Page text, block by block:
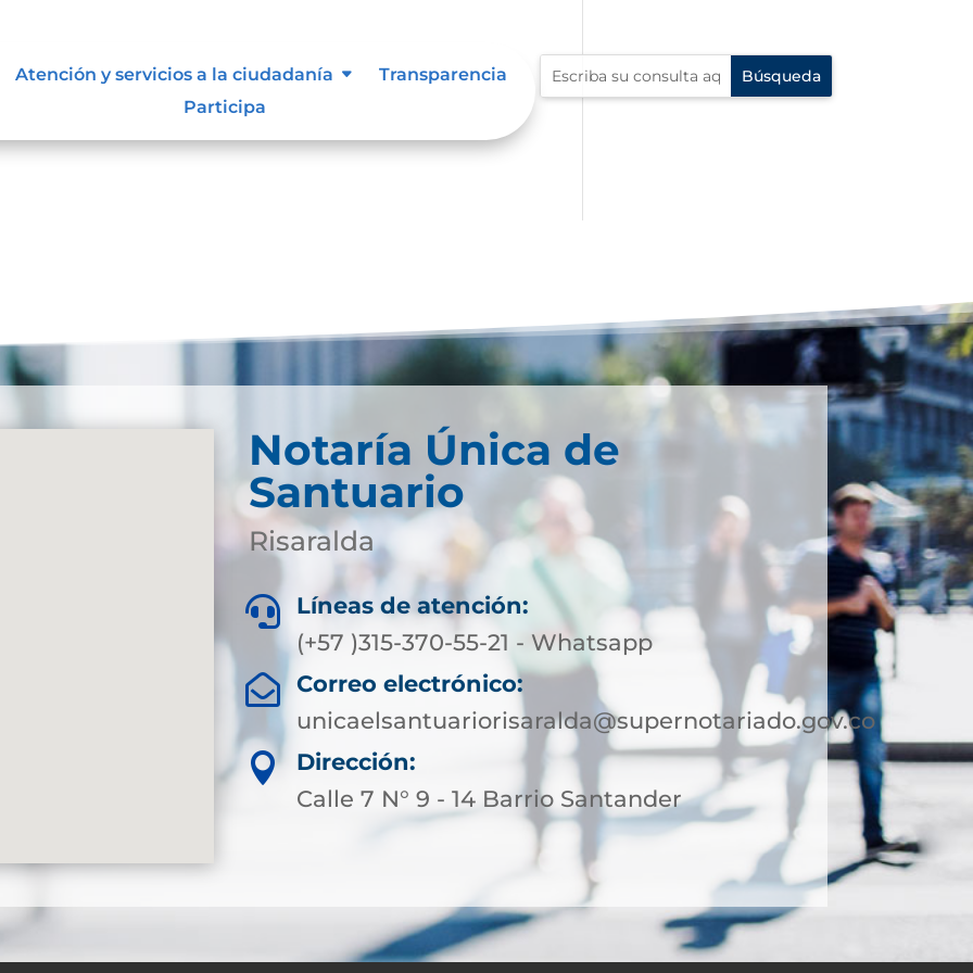
Atención y servicios a la ciudadanía
Transparencia
Participa
que puede afectar al
Notaría Única de
Santuario
Risaralda

Líneas de atención:
(+57 )315-370-55-21 - Whatsapp

Correo electrónico:
unicaelsantuariorisaralda@supernotariado.gov.co

Dirección:
Calle 7 N° 9 - 14 Barrio Santander